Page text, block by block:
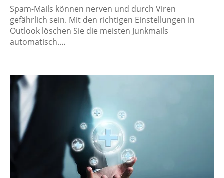
Spam-Mails können nerven und durch Viren
gefährlich sein. Mit den richtigen Einstellungen in
Outlook löschen Sie die meisten Junkmails
automatisch.…